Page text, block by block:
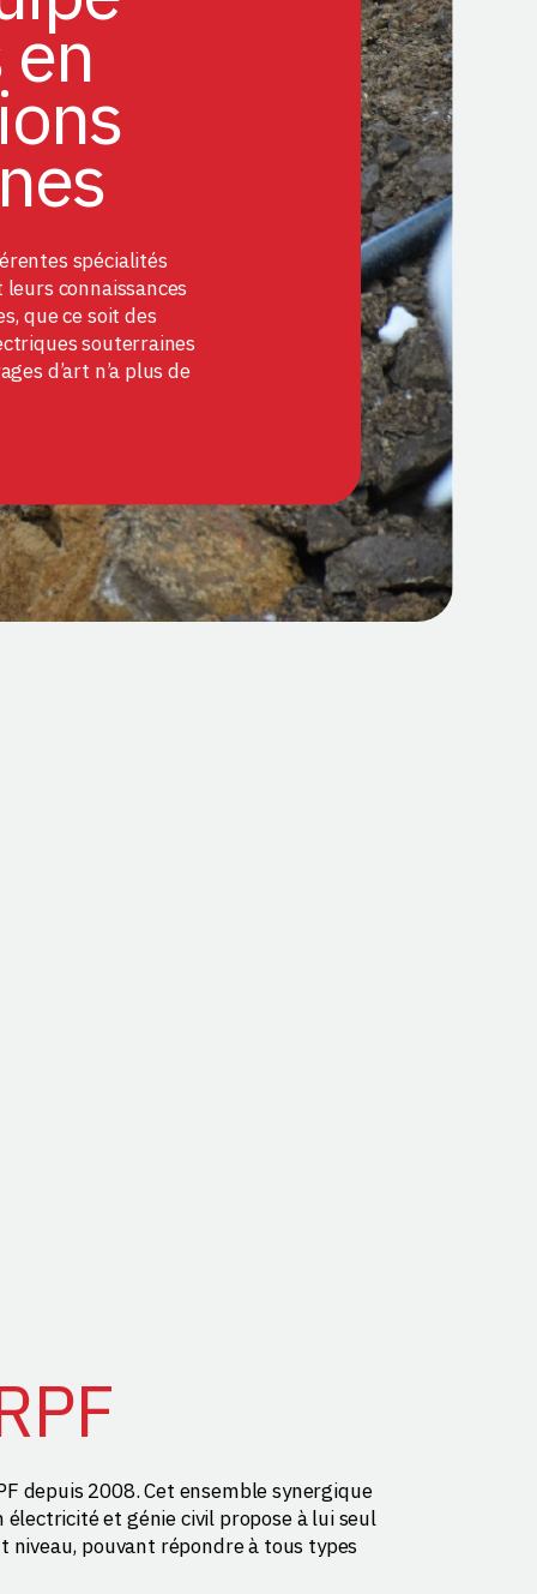
en
spécialités
connaissances
que ce soit des
souterraines
d’art n’a plus de
depuis 2008. Cet ensemble synergique
électricité et génie civil propose à lui seul
niveau, pouvant répondre à tous types